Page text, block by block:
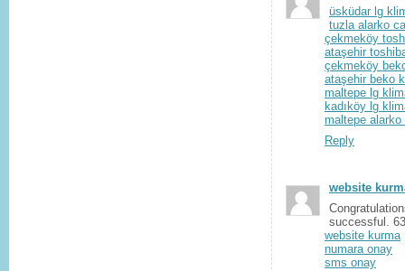
üsküdar lg
tuzla alarko
çekmeköy
ataşehir
çekmeköy
ataşehir beko
maltepe lg
kadıköy lg
maltepe
Reply
website
successful.
website kurma
numara onay
sms onay